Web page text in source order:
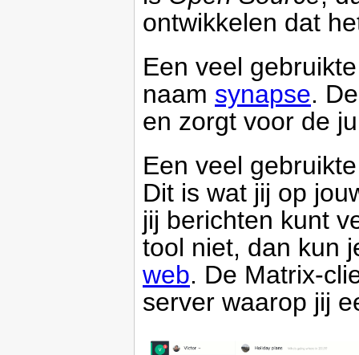
ontwikkelen dat
Een veel
naam synapse.
en zorgt voor de
Een veel
Dit is wat jij op
jij berichten kunt
tool niet, dan kun
web. De Matrix-
server waarop jij